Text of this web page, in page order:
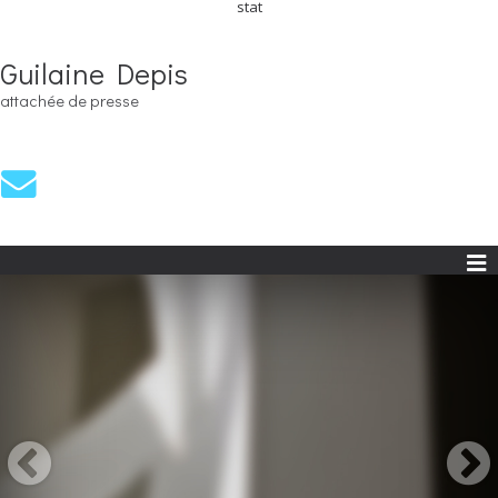
stat
Guilaine Depis
attachée de presse